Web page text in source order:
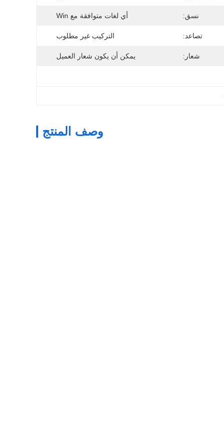
نسق: أي لغات متوافقة مع Win
تصاعد: التركيب غير مطلوب
شعار: يمكن أن يكون شعار العميل
وصف المنتج